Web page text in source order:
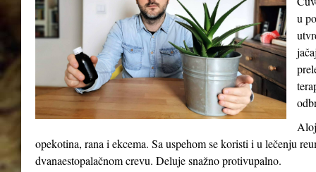
u
opekotina, rana i ekcema. Sa uspehom se koristi i u lečenju
dvanaestopalačnom crevu. Deluje snažno protivupalno.